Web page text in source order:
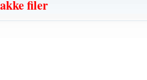
filer